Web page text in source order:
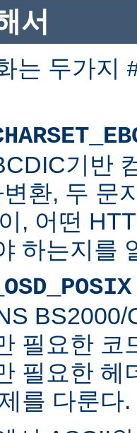
서
는 두가지
기반
환, 두 문
, 어떤
하는지를
BS2000/
필요한 코
필요한 헤
를 다룬다.